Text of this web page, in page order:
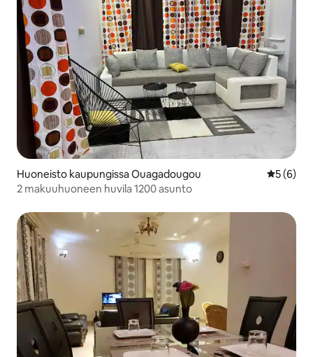
Huoneisto kaupungissa Ouagadougou
5 (6)
2 makuuhuoneen huvila 1200 asunto